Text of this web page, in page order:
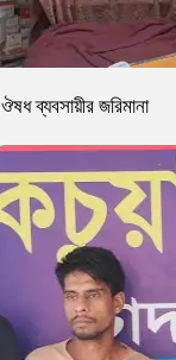
ব্যবসায়ীর জরিমানা